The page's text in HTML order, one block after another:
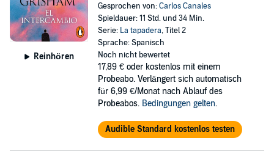
Reinhören
Gesprochen von:Carlos Canales
Spieldauer: 11 Std. und 34 Min.
Serie: La tapadera, Titel 2
Sprache: Spanisch
Noch nicht bewertet
17,89 € oder kostenlos mit einem
Probeabo. Verlängert sich automatisch
für 6,99 €/Monat nach Ablauf des
Probeabos. Bedingungen gelten.
Audible Standard kostenlos testen